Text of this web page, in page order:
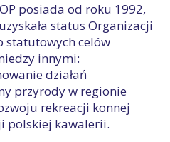
posiada od roku 1992,
status Organizacji
statutowych celów
innymi:
działań
przyrody w regionie
rekreacji konnej
polskiej kawalerii.